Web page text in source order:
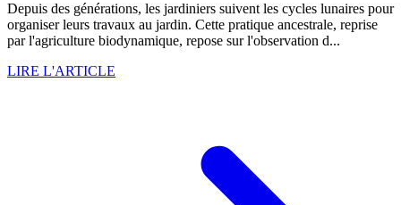
Depuis des générations, les jardiniers suivent les cycles lunaires pour
organiser leurs travaux au jardin. Cette pratique ancestrale, reprise
par l'agriculture biodynamique, repose sur l'observation d...
LIRE L'ARTICLE